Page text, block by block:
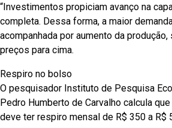
“Investimentos propiciam avanço na
completa. Dessa forma, a maior
acompanhada por aumento da
preços para cima.
Respiro no bolso
O pesquisador Instituto de Pesquisa
Pedro Humberto de Carvalho calcula
deve ter respiro mensal de R$ 350 a R$